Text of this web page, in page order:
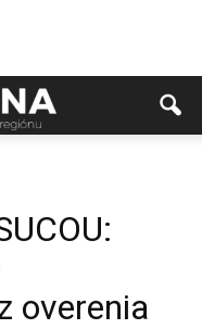
overenia